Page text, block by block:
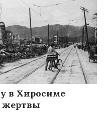
в Хиросиме
жертвы